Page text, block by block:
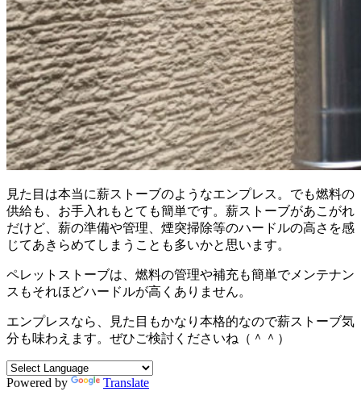
見た目は本当に薪ストーブのようなエンプレス。でも燃料の
供給も、お手入れもとても簡単です。薪ストーブがあこがれ
だけど、薪の準備や管理、煙突掃除等のハードルの高さを感
じてあきらめてしまうことも多いかと思います。
ペレットストーブは、燃料の管理や補充も簡単でメンテナン
スもそれほどハードルが高くありません。
エンプレスなら、見た目もかなり本格的なので薪ストーブ気
分も味わえます。ぜひご検討くださいね（＾＾）
Powered by Translate